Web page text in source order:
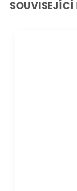
SOUVISEJÍCÍ